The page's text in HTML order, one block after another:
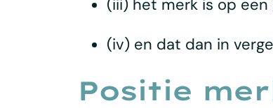
(iii) het merk is op
(iv) en dat dan in
Positie